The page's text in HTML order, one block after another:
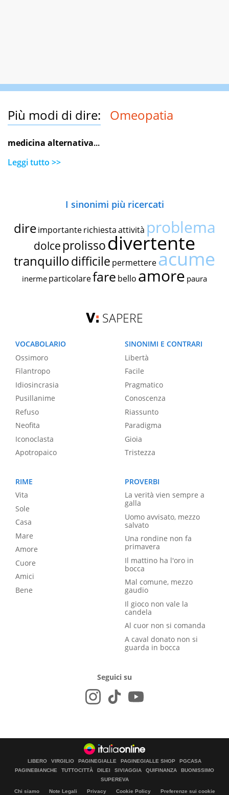
Più modi di dire: Omeopatia
medicina alternativa...
Leggi tutto >>
I sinonimi più ricercati
dire importante richiestaattività problema
dolce prolissodivertente
tranquillodifficile permettereacume
inerme particolarefare bello amore paura
SAPERE
VOCABOLARIO
Ossimoro
Filantropo
Idiosincrasia
Pusillanime
Refuso
Neofita
Iconoclasta
Apotropaico
SINONIMI E CONTRARI
Libertà
Facile
Pragmatico
Conoscenza
Riassunto
Paradigma
Gioia
Tristezza
RIME
Vita
Sole
Casa
Mare
Amore
Cuore
Amici
Bene
PROVERBI
La verità vien sempre a
galla
Uomo avvisato, mezzo
salvato
Una rondine non fa
primavera
Il mattino ha l'oro in
bocca
Mal comune, mezzo
gaudio
Il gioco non vale la
candela
Al cuor non si comanda
A caval donato non si
guarda in bocca
Seguici su
LIBERO VIRGILIO PAGINEGIALLE PAGINEGIALLE SHOP
PGCASA
PAGINEBIANCHE
TUTTOCITTÀ DILEI SIVIAGGIA QUIFINANZA
BUONISSIMO
SUPEREVA
Chi siamo Note Legali Privacy Cookie Policy Preferenze sui cookie